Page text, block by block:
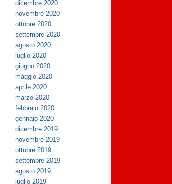
dicembre 2020
novembre 2020
ottobre 2020
settembre 2020
agosto 2020
luglio 2020
giugno 2020
maggio 2020
aprile 2020
marzo 2020
febbraio 2020
gennaio 2020
dicembre 2019
novembre 2019
ottobre 2019
settembre 2019
agosto 2019
luglio 2019